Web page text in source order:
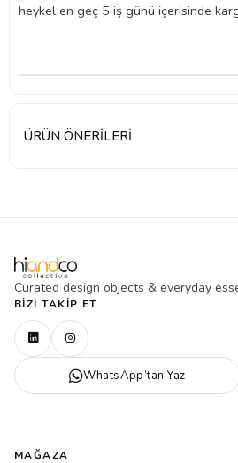
heykel en geç 5 iş günü içerisinde
ÜRÜN ÖNERILERI
Curated design objects & everyday
BIZI TAKIP ET
WhatsApp’tan Yaz
MAĞAZA